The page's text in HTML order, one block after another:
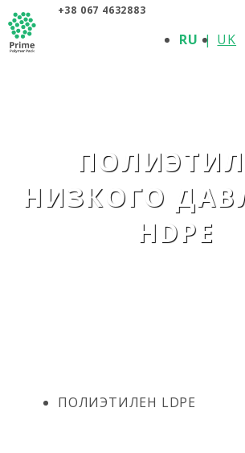
+38 067 4632883
RU UK
НИЗКОГО
HDPE
ПОЛИЭТИЛЕН LDPE
О КОМПАНИИ
ПРОДУКЦИЯ